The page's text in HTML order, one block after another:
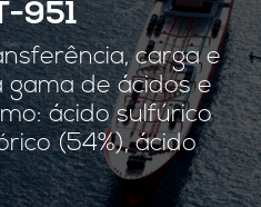
951
carga e
de ácidos e
ácido sulfúrico
(54%), ácido